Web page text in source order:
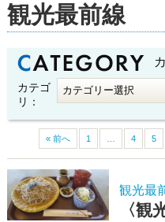
観光最前線
カテゴ
リ：
« 前へ 1 4 5
観光最
〈観